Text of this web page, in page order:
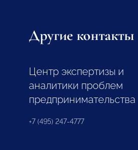
Другие контакты
Центр экспертизы и
аналитики проблем
предпринимательства
+7 (495) 247-4777